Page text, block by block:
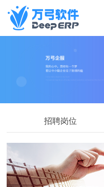
招聘岗位